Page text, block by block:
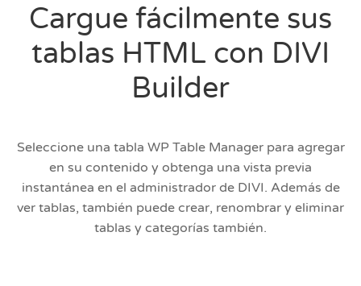
Cargue fácilmente sus
tablas HTML con DIVI
Builder
Seleccione una tabla WP Table Manager para agregar
en su contenido y obtenga una vista previa
instantánea en el administrador de DIVI. Además de
ver tablas, también puede crear, renombrar y eliminar
tablas y categorías también.